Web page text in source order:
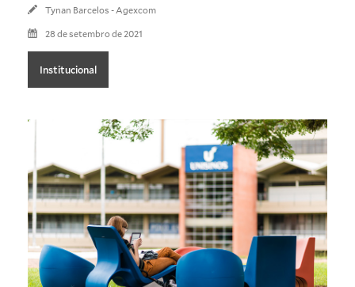
Tynan Barcelos - Agexcom
28 de setembro de 2021
Institucional